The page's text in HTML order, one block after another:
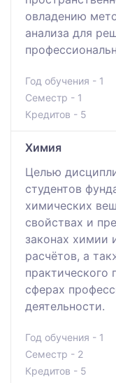
овладению
анализа для
Год обучения - 1
Семестр - 1
Кредитов - 5
Химия
Целью
студентов
химических
свойствах и
законах химии
расчётов, а
практического
сферах
деятельности.
Год обучения - 1
Семестр - 2
Кредитов - 5